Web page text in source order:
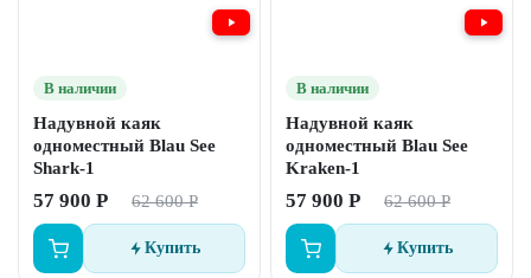
В наличии
Надувной каяк
одноместный Blau See
Shark-1
57 900 Р 62 600 Р
Купить
В наличии
Надувной каяк
одноместный Blau See
Kraken-1
57 900 Р 62 600 Р
Купить